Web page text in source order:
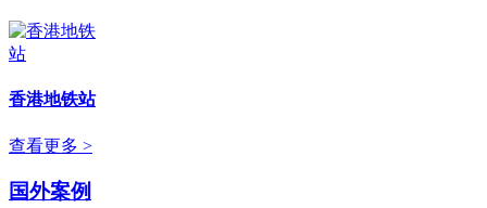
香港地铁站
查看更多 >
国外案例